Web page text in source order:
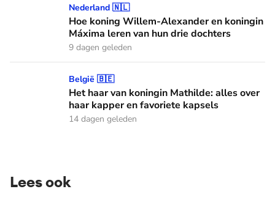
Hoe koning Willem-Alexander en koningin Máxima leren
Nederland 🇳🇱
Hoe koning Willem-Alexander en koningin
Máxima leren van hun drie dochters
9 dagen geleden
Het haar van koningin Mathilde: alles over haar kapper en
België 🇧🇪
Het haar van koningin Mathilde: alles over
haar kapper en favoriete kapsels
14 dagen geleden
Lees ook